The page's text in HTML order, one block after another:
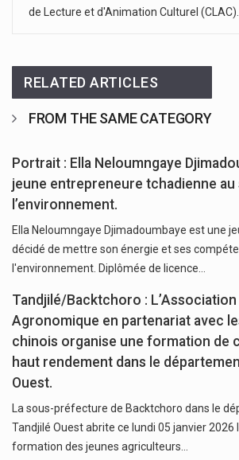
de Lecture et d'Animation Culturel (CLAC)…
RELATED ARTICLES
FROM THE SAME CATEGORY
Portrait : Ella Neloumngaye
jeune entrepreneure tchadienne au
l’environnement.
Ella Neloumngaye Djimadoumbaye est une
décidé de mettre son énergie et ses
l'environnement. Diplômée de licence…
Tandjilé/Backtchoro :
Agronomique en partenariat avec
chinois organise une formation de
haut rendement dans le
Ouest.
La sous-préfecture de Backtchoro dans le
Tandjilé Ouest abrite ce lundi 05 janvier 2026
formation des jeunes agriculteurs…